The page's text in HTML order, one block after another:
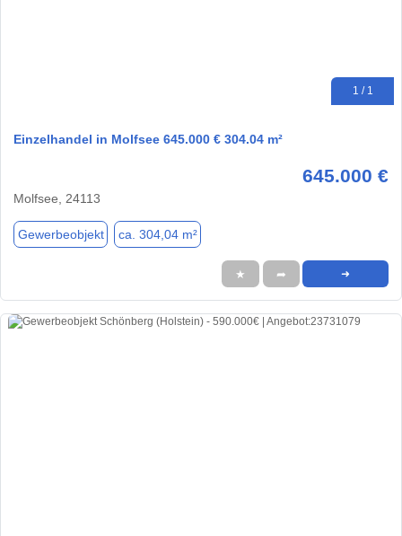
1 / 1
Einzelhandel in Molfsee 645.000 € 304.04 m²
645.000 €
Molfsee, 24113
Gewerbeobjekt ca. 304,04 m²
★ ➦ ➜